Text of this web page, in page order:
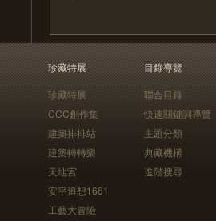
珍藏特展
珍藏特展
CCC創作集
建築排排站
建築轉轉樂
天地宮
安平追想1661
工藝大冒險
目錄導覽
聯合目錄
快速關鍵詞導覽
主題分類
典藏機構
進階搜尋